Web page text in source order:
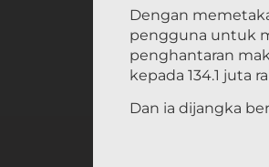
Dengan
pengguna untuk
penghantaran
kepada 134.1 juta
Dan ia dijangka